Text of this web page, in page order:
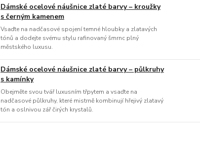
Dámské ocelové náušnice zlaté barvy – kroužky
s černým kamenem
Vsaďte na nadčasové spojení temné hloubky a zlatavých
tónů a dodejte svému stylu rafinovaný šmrnc plný
městského luxusu.
Dámské ocelové náušnice zlaté barvy – půlkruhy
s kamínky
Obejměte svou tvář luxusním třpytem a vsaďte na
nadčasové půlkruhy, které mistrně kombinují hřejivý zlatavý
tón a oslnivou zář čirých krystalů.